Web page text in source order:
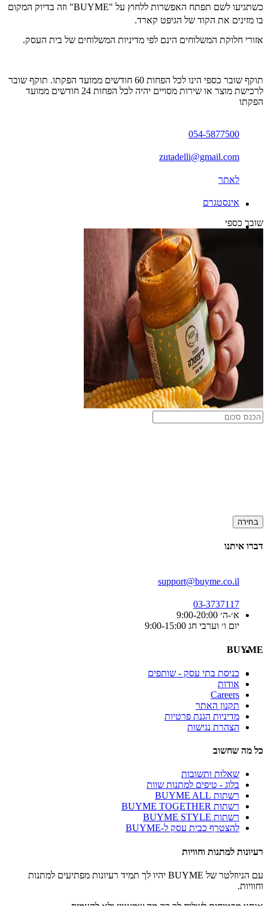
כשתגיעו לשם תפתח האפשרות ללחוץ על "BUYME" וזה בדיוק המקום
בו מזינים את הקוד של הגיפט קארד.
אזורי חלוקת המשלוחים הינם לפי מדיניות המשלוחים של בית העסק.
תוקף שובר כספי הינו לכל הפחות 60 חודשים ממועד הפקתו. תוקף שובר
לרכישת מוצר או שירות מסויים יהיה לכל הפחות 24 חודשים ממועד
הפקתו
054-5877500
zutadelli@gmail.com
לאתר
אינסטגרם
שובר כספי
בחירה
דברו איתנו
support@buyme.co.il
03-3737117
א׳-ה׳ 9:00-20:00
יום ו׳ וערבי חג 9:00-15:00
BUYME
כניסת בתי עסק - שותפים
אודות
Careers
תקנון האתר
מדיניות הגנת פרטיות
הצהרת נגישות
כל מה שחשוב
שאלות ותשובות
בלוג - טיפים למתנות שוות
רשתות BUYME ALL
רשתות BUYME TOGETHER
רשתות BUYME STYLE
להצטרף כבית עסק ל-BUYME
רעיונות למתנות וחוויות
עם הניוזלטר של BUYME יהיו לך תמיד רעיונות מפתיעים למתנות
וחוויות.